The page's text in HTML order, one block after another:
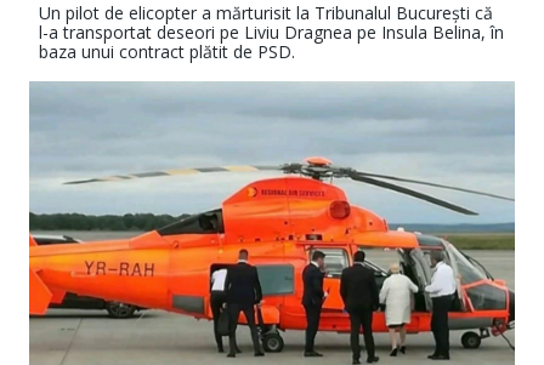
Un pilot de elicopter a mărturisit la Tribunalul București că
l-a transportat deseori pe Liviu Dragnea pe Insula Belina, în
baza unui contract plătit de PSD.